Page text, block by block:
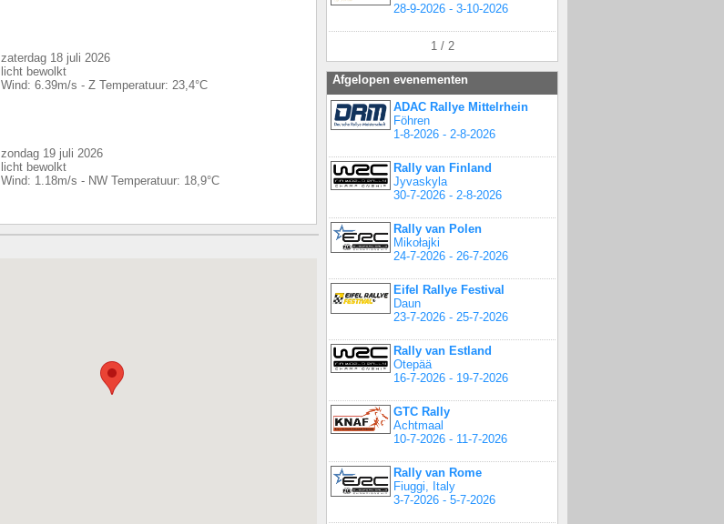
zaterdag 18 juli 2026
licht bewolkt
Wind: 6.39m/s - Z Temperatuur: 23,4°C
zondag 19 juli 2026
licht bewolkt
Wind: 1.18m/s - NW Temperatuur: 18,9°C
28-9-2026 - 3-10-2026
1 / 2
Afgelopen evenementen
ADAC Rallye Mittelrhein
Föhren
1-8-2026 - 2-8-2026
Rally van Finland
Jyvaskyla
30-7-2026 - 2-8-2026
Rally van Polen
Mikołajki
24-7-2026 - 26-7-2026
Eifel Rallye Festival
Daun
23-7-2026 - 25-7-2026
Rally van Estland
Otepää
16-7-2026 - 19-7-2026
GTC Rally
Achtmaal
10-7-2026 - 11-7-2026
Rally van Rome
Fiuggi, Italy
3-7-2026 - 5-7-2026